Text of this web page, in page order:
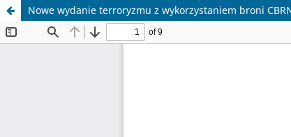
Nowe wydanie terroryzmu z wykorzystaniem broni